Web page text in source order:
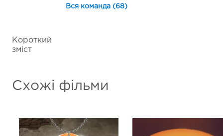
Вся команда (68)
Короткий
зміст
Схожі фільми